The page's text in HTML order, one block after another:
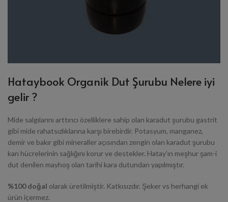
Hataybook Organik Dut Şurubu Nelere iyi
gelir ?
Mide salgılarını arttırıcı özelliklere sahip olan karadut şurubu gastrit
gibi mide rahatsızlıklarına karşı birebirdir. Potasyum, manganez,
demir ve bakır gibi mineraller açısından zengin olan karadut şurubu
kan hücrelerinin sağlığını korur ve destekler. Hatay’ın meşhur şam-i
dut denilen mayhoş olan tarihi kara dutundan yapılmıştır.
%100 doğal olarak üretilmiştir. Katkısızdır. Şeker vs herhangi ek
ürün içermez.